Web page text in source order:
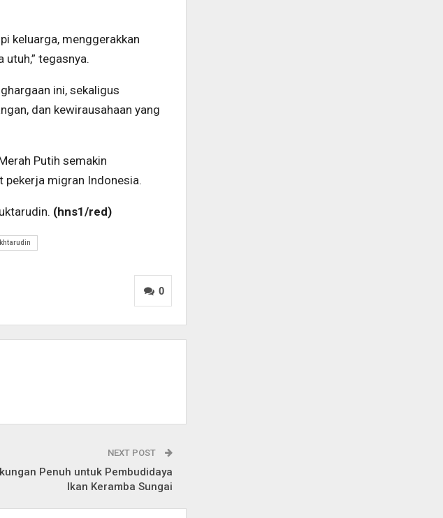
keluarga, menggerakkan
tegasnya.
ini, sekaligus
dan kewirausahaan yang
Putih semakin
pekerja migran Indonesia.
(hns1/red)
0
NEXT POST
Penuh untuk Pembudidaya
Ikan Keramba Sungai